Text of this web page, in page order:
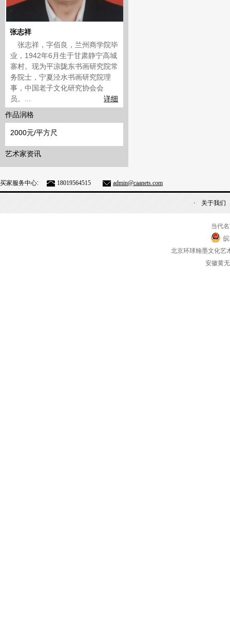
张志祥
张志祥，字佰良，兰州商学院毕
业，1942年6月生于甘肃静宁高城
寨村。现为平凉陇东书画研究院常
务院士，宁夏泾水书画研究院理
事，中国老子文化研究协会会
员。...
详细
作品润格
2000元/平方尺
艺术家资讯
买家服务中心: 18019564515 admin@caanets.com
关于我们
当代
北京环球翰墨文化艺
安徽黄